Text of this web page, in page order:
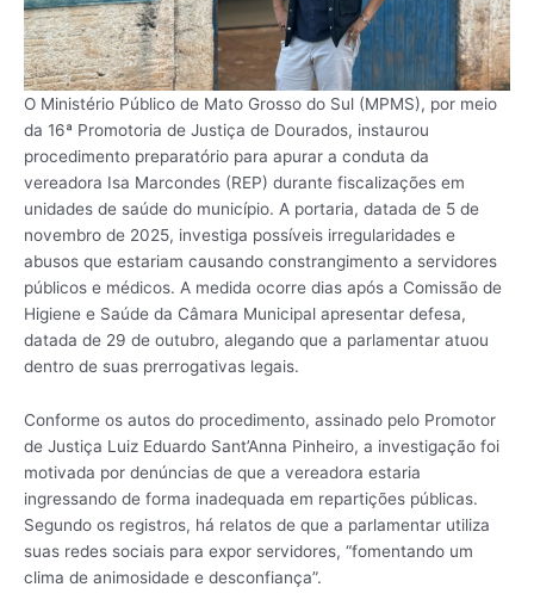
O Ministério Público de Mato Grosso do Sul (MPMS), por meio
da 16ª Promotoria de Justiça de Dourados, instaurou
procedimento preparatório para apurar a conduta da
vereadora Isa Marcondes (REP) durante fiscalizações em
unidades de saúde do município. A portaria, datada de 5 de
novembro de 2025, investiga possíveis irregularidades e
abusos que estariam causando constrangimento a servidores
públicos e médicos. A medida ocorre dias após a Comissão de
Higiene e Saúde da Câmara Municipal apresentar defesa,
datada de 29 de outubro, alegando que a parlamentar atuou
dentro de suas prerrogativas legais.
Conforme os autos do procedimento, assinado pelo Promotor
de Justiça Luiz Eduardo Sant’Anna Pinheiro, a investigação foi
motivada por denúncias de que a vereadora estaria
ingressando de forma inadequada em repartições públicas.
Segundo os registros, há relatos de que a parlamentar utiliza
suas redes sociais para expor servidores, “fomentando um
clima de animosidade e desconfiança”.